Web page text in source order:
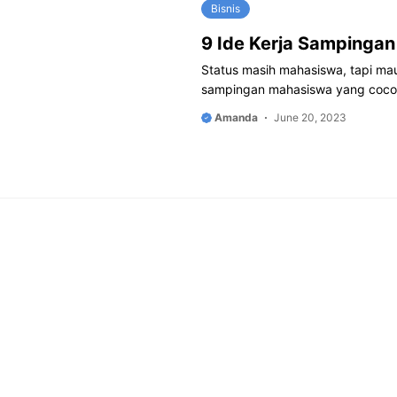
Bisnis
9 Ide Kerja
Status masih mahasiswa, tapi
sampingan mahasiswa yang
Amanda June 20, 2023